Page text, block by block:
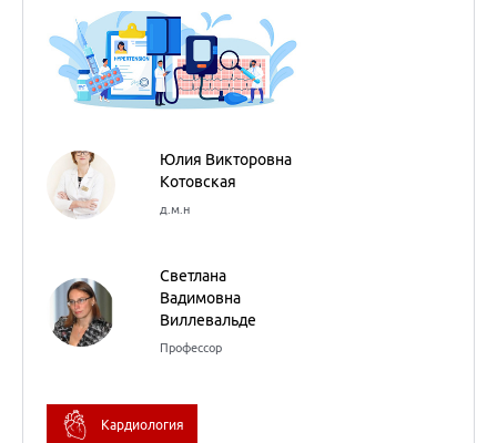
Юлия Викторовна
Котовская
д.м.н
Светлана
Вадимовна
Виллевальде
Профессор
Кардиология